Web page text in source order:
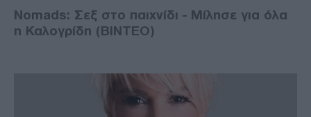
Nomads: Σεξ στο παιχνίδι - Μίλησε για όλα
η Καλογρίδη (ΒΙΝΤΕΟ)